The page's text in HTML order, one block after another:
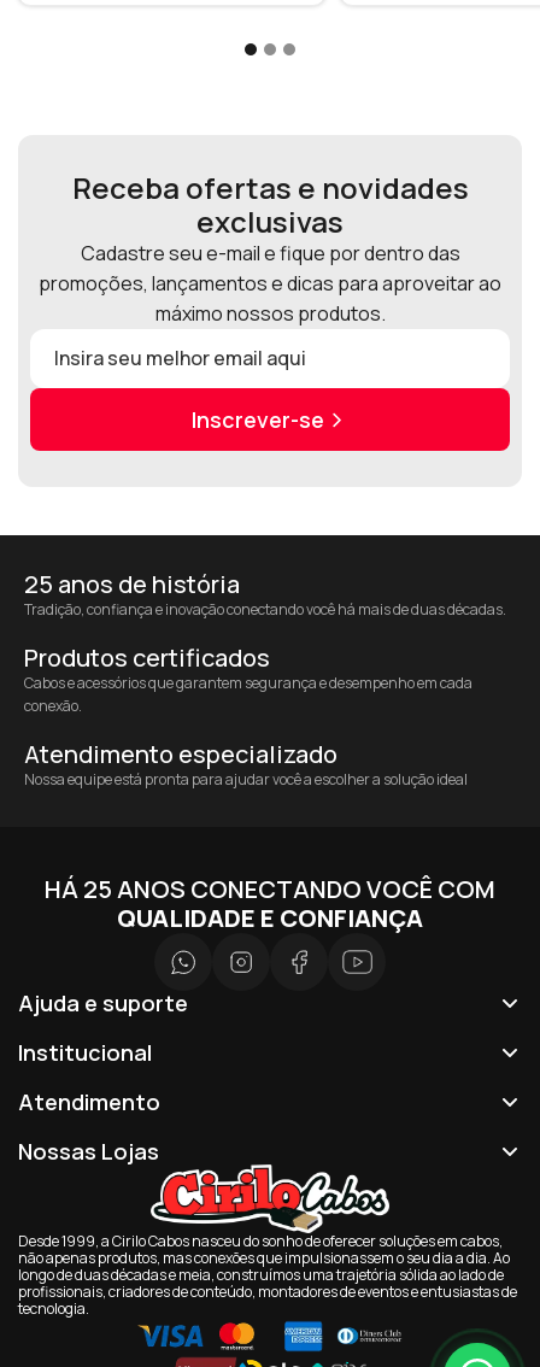
Receba ofertas e novidades
exclusivas
Cadastre seu e-mail e fique por dentro das
promoções, lançamentos e dicas para aproveitar ao
máximo nossos produtos.
Inscrever-se
25 anos de história
Tradição, confiança e inovação conectando você há mais de duas décadas.
Produtos certificados
Cabos e acessórios que garantem segurança e desempenho em cada
conexão.
Atendimento especializado
Nossa equipe está pronta para ajudar você a escolher a solução ideal
HÁ 25 ANOS CONECTANDO VOCÊ COM
QUALIDADE E CONFIANÇA
Ajuda e suporte
Institucional
Atendimento
Nossas Lojas
Desde 1999, a Cirilo Cabos nasceu do sonho de oferecer soluções em cabos,
não apenas produtos, mas conexões que impulsionassem o seu dia a dia. Ao
longo de duas décadas e meia, construímos uma trajetória sólida ao lado de
profissionais, criadores de conteúdo, montadores de eventos e entusiastas de
tecnologia.